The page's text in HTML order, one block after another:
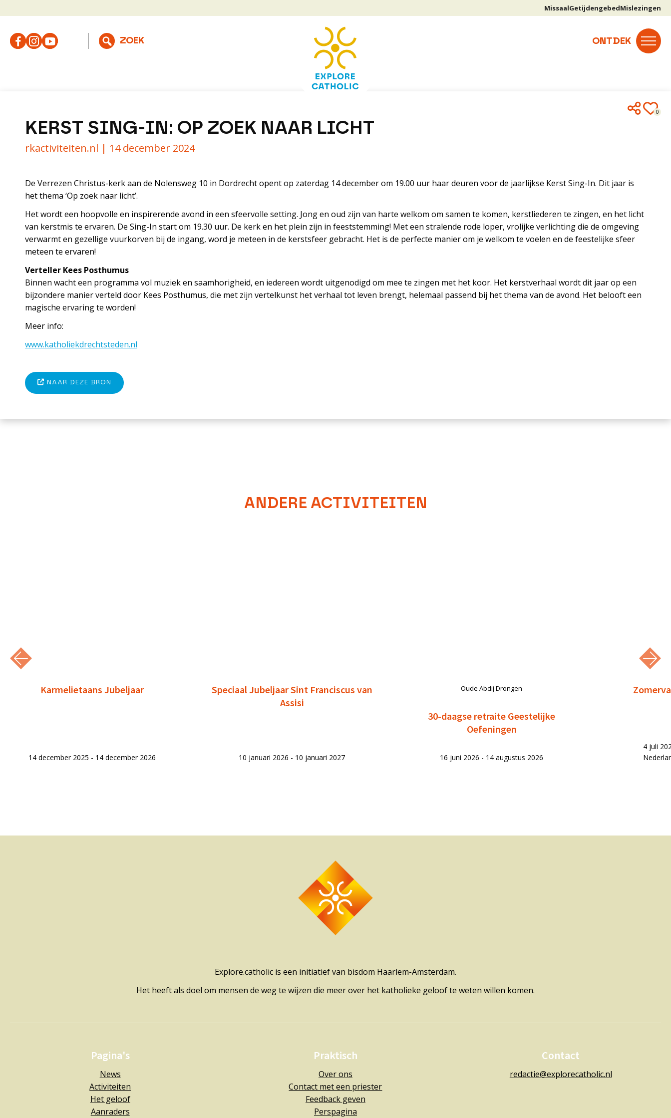
MissaalGetijdengebedMislezingen
0
KERST SING-IN: OP ZOEK NAAR LICHT
rkactiviteiten.nl | 14 december 2024
De Verrezen Christus-kerk aan de Nolensweg 10 in Dordrecht opent op zaterdag 14 december om 19.00 uur haar deuren voor de jaarlijkse Kerst Sing-In. Dit jaar is
het thema ‘Op zoek naar licht’.
Het wordt een hoopvolle en inspirerende avond in een sfeervolle setting. Jong en oud zijn van harte welkom om samen te komen, kerstliederen te zingen, en het licht
van kerstmis te ervaren. De Sing-In start om 19.30 uur. De kerk en het plein zijn in feeststemming! Met een stralende rode loper, vrolijke verlichting die de omgeving
verwarmt en gezellige vuurkorven bij de ingang, word je meteen in de kerstsfeer gebracht. Het is de perfecte manier om je welkom te voelen en de feestelijke sfeer
meteen te ervaren!
Verteller Kees Posthumus
Binnen wacht een programma vol muziek en saamhorigheid, en iedereen wordt uitgenodigd om mee te zingen met het koor. Het kerstverhaal wordt dit jaar op een
bijzondere manier verteld door Kees Posthumus, die met zijn vertelkunst het verhaal tot leven brengt, helemaal passend bij het thema van de avond. Het belooft een
magische ervaring te worden!
Meer info:
www.katholiekdrechtsteden.nl
NAAR DEZE BRON
ANDERE ACTIVITEITEN
Karmelietaans Jubeljaar
14 december 2025 - 14 december 2026
Speciaal Jubeljaar Sint Franciscus van
Assisi
10 januari 2026 - 10 januari 2027
Oude Abdij Drongen
30-daagse retraite Geestelijke
Oefeningen
16 juni 2026 - 14 augustus 2026
4 juli
Explore.catholic is een initiatief van bisdom Haarlem-Amsterdam.
Het heeft als doel om mensen de weg te wijzen die meer over het katholieke geloof te weten willen komen.
Pagina's
News
Activiteiten
Het geloof
Aanraders
Praktisch
Over ons
Contact met een priester
Feedback geven
Perspagina
Contact
redactie@explorecatholic.nl